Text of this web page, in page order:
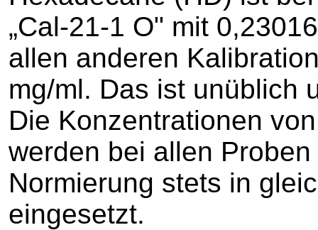
„Cal-21-1 O" mit
allen anderen
mg/ml. Das ist unüblich
Die Konzentrationen
werden bei allen
Normierung stets in
eingesetzt.